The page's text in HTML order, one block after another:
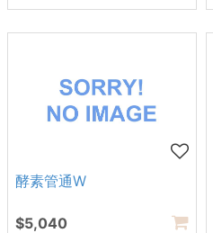
酵素管通W
$5,040